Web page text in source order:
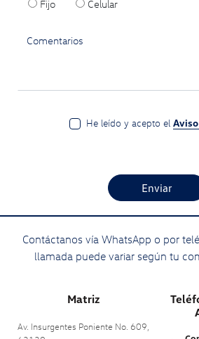
Fijo Celular
He leído y acepto el
Enviar
Contáctanos vía WhatsApp o por
llamada puede variar según tu
Matriz
Av. Insurgentes Poniente No. 609,